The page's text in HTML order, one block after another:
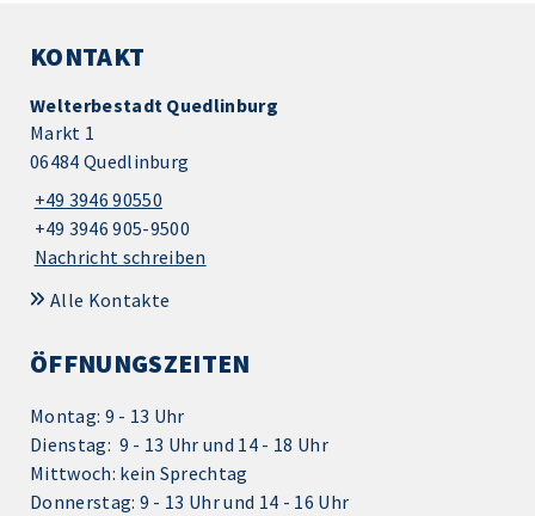
KONTAKT
Welterbestadt Quedlinburg
Markt 1
06484 Quedlinburg
+49 3946 90550
+49 3946 905-9500
Nachricht schreiben
Alle Kontakte
ÖFFNUNGSZEITEN
Montag: 9 - 13 Uhr
Dienstag: 9 - 13 Uhr und 14 - 18 Uhr
Mittwoch: kein Sprechtag
Donnerstag: 9 - 13 Uhr und 14 - 16 Uhr